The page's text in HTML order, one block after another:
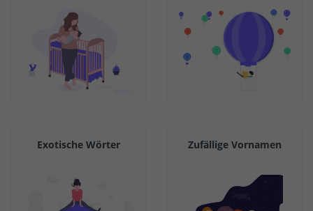
Exotische Wörter Zufällige Vornamen